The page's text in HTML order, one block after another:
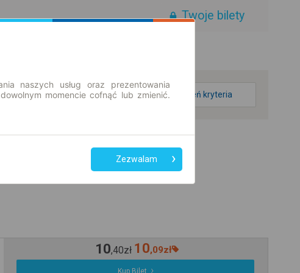
Twoje bilety
zmień kryteria
10,40zł 10,09zł
Kup Bilet
naszych usług oraz prezentowania
momencie cofnąć lub zmienić.
Zezwalam